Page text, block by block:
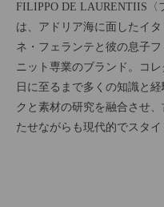
FILIPPO DE LAURENTIIS〈
は、アドリア海に面したイ
ネ・フェランテと彼の息子
ニット専業のブランド。コ
日に至るまで多くの知識と
クと素材の研究を融合させ
たせながらも現代的でスタ